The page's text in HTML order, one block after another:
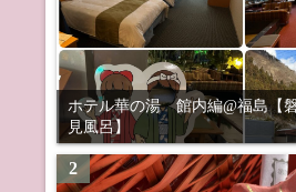
ホテル華の湯 館内編@福島【
見風呂】
2